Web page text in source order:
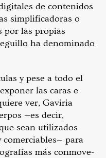
de contenidos
simplificadoras o
por las propias
ha denominado
y pese a todo el
las caras e
ver, Gaviria
—es decir,
sean utilizados
comerciables— para
más conmove-